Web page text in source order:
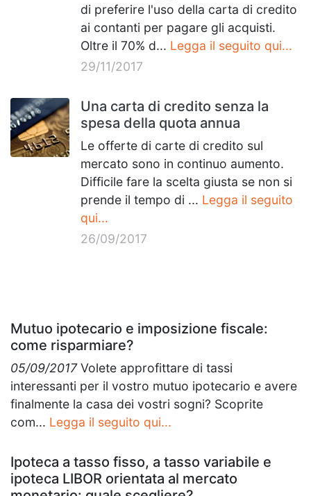
di preferire l'uso della carta di credito
ai contanti per pagare gli acquisti.
Oltre il 70% d... Legga il seguito qui...
29/11/2017
Una carta di credito senza la
spesa della quota annua
Le offerte di carte di credito sul
mercato sono in continuo aumento.
Difficile fare la scelta giusta se non si
prende il tempo di ... Legga il seguito
qui...
26/09/2017
Mutuo ipotecario e imposizione fiscale:
come risparmiare?
05/09/2017Volete approfittare di tassi
interessanti per il vostro mutuo ipotecario e avere
finalmente la casa dei vostri sogni? Scoprite
com... Legga il seguito qui...
Ipoteca a tasso fisso, a tasso variabile e
ipoteca LIBOR orientata al mercato